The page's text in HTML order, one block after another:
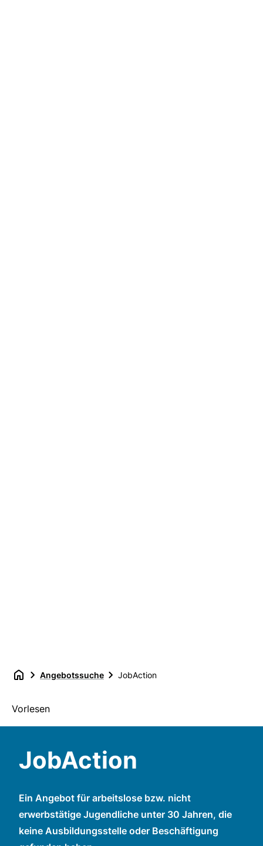
Angebotssuche JobAction
Vorlesen
JobAction
Ein Angebot für arbeitslose bzw. nicht
erwerbstätige Jugendliche unter 30 Jahren, die
keine Ausbildungsstelle oder Beschäftigung